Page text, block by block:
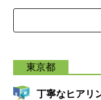
東京都
丁寧なヒアリ